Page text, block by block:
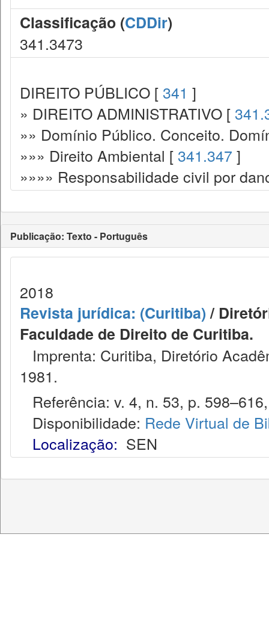
Classificação (CDDir)
341.3473
DIREITO PÚBLICO [ 341 ]
» DIREITO ADMINISTRATIVO [
»» Domínio Público. Conceito.
»»» Direito Ambiental [ 341.347 ]
»»»» Responsabilidade civil por
Publicação: Texto - Português
2018
Revista jurídica: (Curitiba)/
Faculdade de Direito de Curitiba.
Imprenta: Curitiba, Diretório
1981.
Referência: v. 4, n. 53, p.
Disponibilidade: Rede Virtual de
Localização: SEN